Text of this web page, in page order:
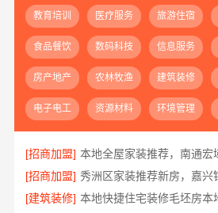
教育培训 医疗服务 旅游住宿
食品餐饮 数码科技 信息服务
房产地产 农林牧渔 建筑装修
电子电工 资源材料 环境管理
[招商加盟]
[招商加盟] 秀洲区家装推荐新房，嘉兴
[建筑装修] 本地快捷住宅装修毛坯房本